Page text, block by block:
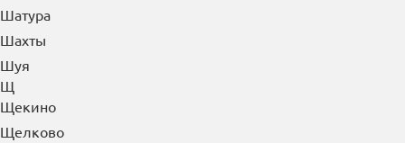
Шатура
Шахты
Шуя
Щ
Щекино
Щелково